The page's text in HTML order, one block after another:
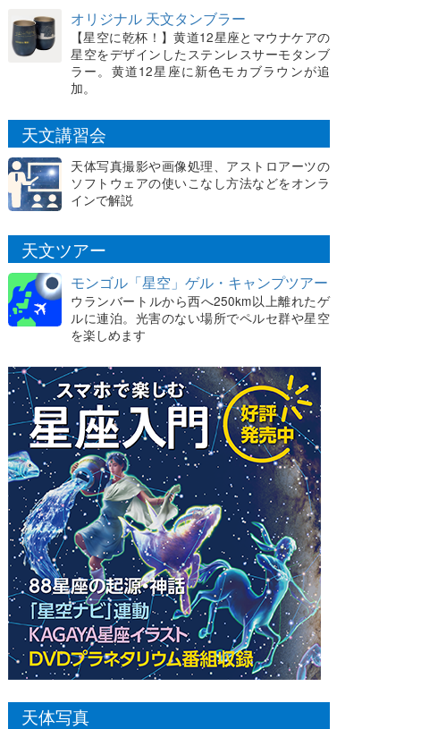
オリジナル 天文タンブラー
【星空に乾杯！】黄道12星座とマウナケアの
星空をデザインしたステンレスサーモタンブ
ラー。黄道12星座に新色モカブラウンが追
加。
天文講習会
天体写真撮影や画像処理、アストロアーツの
ソフトウェアの使いこなし方法などをオンラ
インで解説
天文ツアー
モンゴル「星空」ゲル・キャンプツアー
ウランバートルから西へ250km以上離れたゲ
ルに連泊。光害のない場所でペルセ群や星空
を楽しめます
天体写真